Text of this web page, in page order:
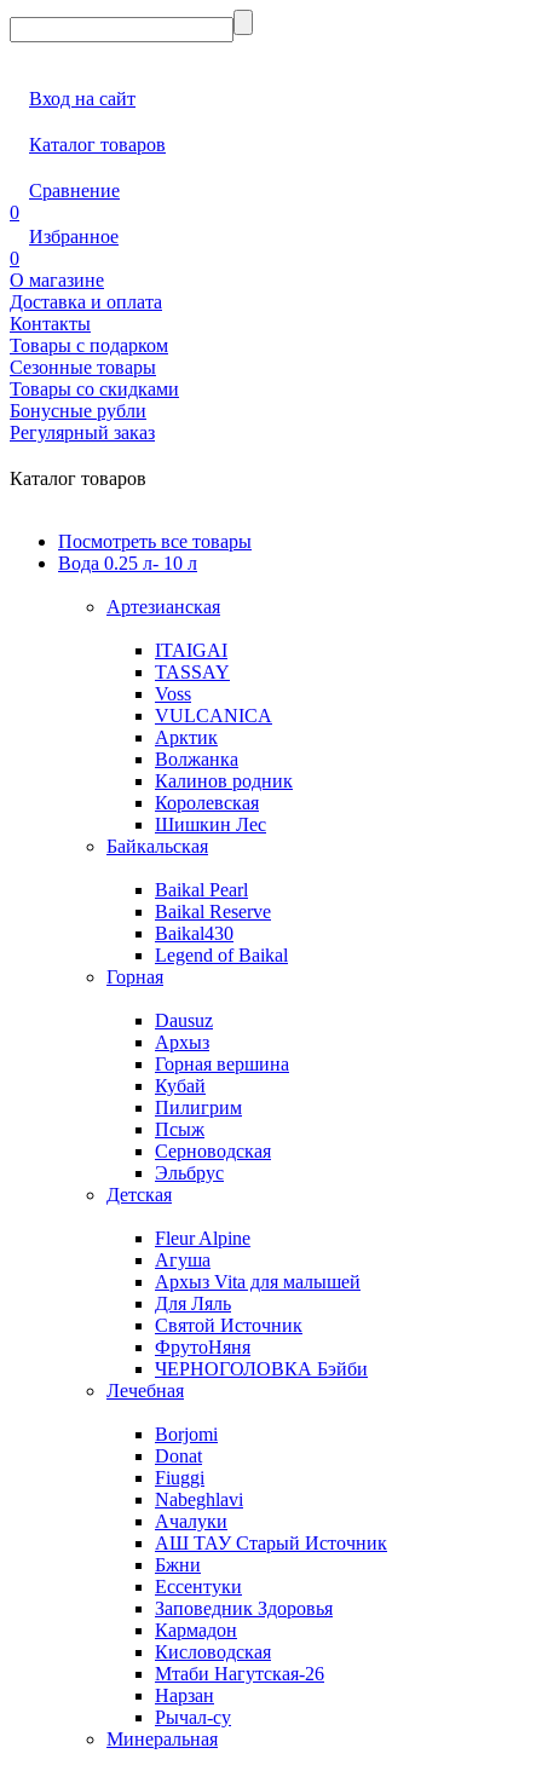
Вход на сайт
Каталог товаров
Сравнение
0
Избранное
0
О магазине
Доставка и оплата
Контакты
Товары с подарком
Сезонные товары
Товары со скидками
Бонусные рубли
Регулярный заказ
Каталог товаров
Посмотреть все товары
Вода 0.25 л- 10 л
Артезианская
ITAIGAI
TASSAY
Voss
VULCANICA
Арктик
Волжанка
Калинов родник
Королевская
Шишкин Лес
Байкальская
Baikal Pearl
Baikal Reserve
Baikal430
Legend of Baikal
Горная
Dausuz
Архыз
Горная вершина
Кубай
Пилигрим
Псыж
Серноводская
Эльбрус
Детская
Fleur Alpine
Агуша
Архыз Vita для малышей
Для Ляль
Святой Источник
ФрутоНяня
ЧЕРНОГОЛОВКА Бэйби
Лечебная
Borjomi
Donat
Fiuggi
Nabeghlavi
Ачалуки
АШ ТАУ Старый Источник
Бжни
Ессентуки
Заповедник Здоровья
Кармадон
Кисловодская
Мтаби Нагутская-26
Нарзан
Рычал-су
Минеральная